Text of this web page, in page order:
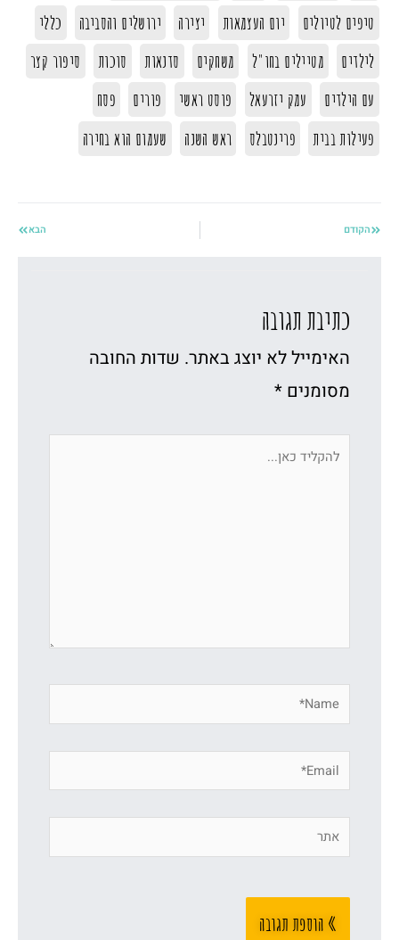
טיפים לטיולים יום העצמאות יצירה ירושלים והסביבה
כללי
לילדים
מטיילים בחו"ל משחקים סדנאות סוכות
סיפור קצר
עם הילדים
עמק יזרעאל פוסט ראשי פורים
פסח
פעילות בבית
פרינטבלס ראש השנה שעמום הוא בחירה
קודםהקודם הבאהבא
כתיבת תגובה
האימייל לא יוצג באתר. שדות החובה
מסומנים *
להקליד
Name*
Email*
אתר